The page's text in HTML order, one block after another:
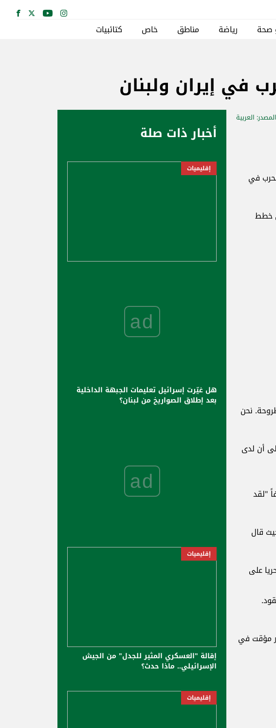
صحة رياضة مناطق خاص كتائبيات
في إيران ولبنان
المصدر: العربية
في
على خطط
نحن
أن لدى
"لقد
قال
على
مؤقت في
أخبار ذات صلة
إقليميات
ad
هل غيّرت إسرائيل تعليمات الجبهة الداخلية
بعد إطلاق الصواريخ من لبنان؟
ad
إقليميات
إقالة "العسكري المثير للجدل" من الجيش
الإسرائيلي.. ماذا حدث؟
إقليميات